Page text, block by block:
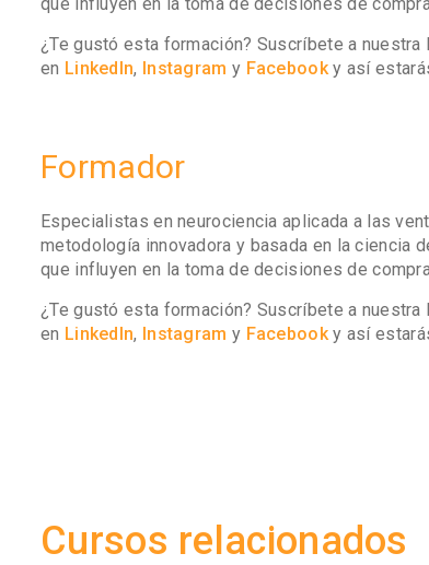
¿Te gustó esta formación? Suscríbete a
en LinkedIn, Instagram y Facebooky así
Formador
Especialistas en neurociencia aplicada a las
metodología innovadora y basada en la ciencia
que influyen en la toma de decisiones de
¿Te gustó esta formación? Suscríbete a
en LinkedIn, Instagram y Facebooky así
Cursos relacionados